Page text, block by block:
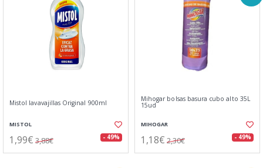
Mistol lavavajillas Original 900ml
MISTOL
1,99€ 3,88€ - 49%
Mihogar bolsas basura cubo alto 35L
15ud
MIHOGAR
1,18€ 2,30€ - 49%